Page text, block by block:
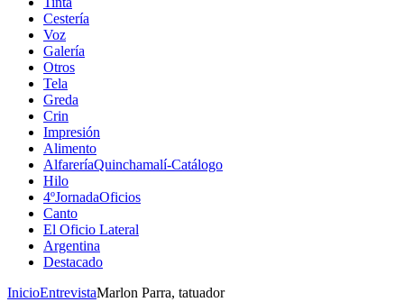
Cestería
Voz
Galería
Otros
Tela
Greda
Crin
Impresión
Alimento
AlfareríaQuinchamalí-Catálogo
Hilo
4ºJornadaOficios
Canto
El Oficio Lateral
Argentina
Destacado
InicioEntrevistaMarlon Parra, tatuador